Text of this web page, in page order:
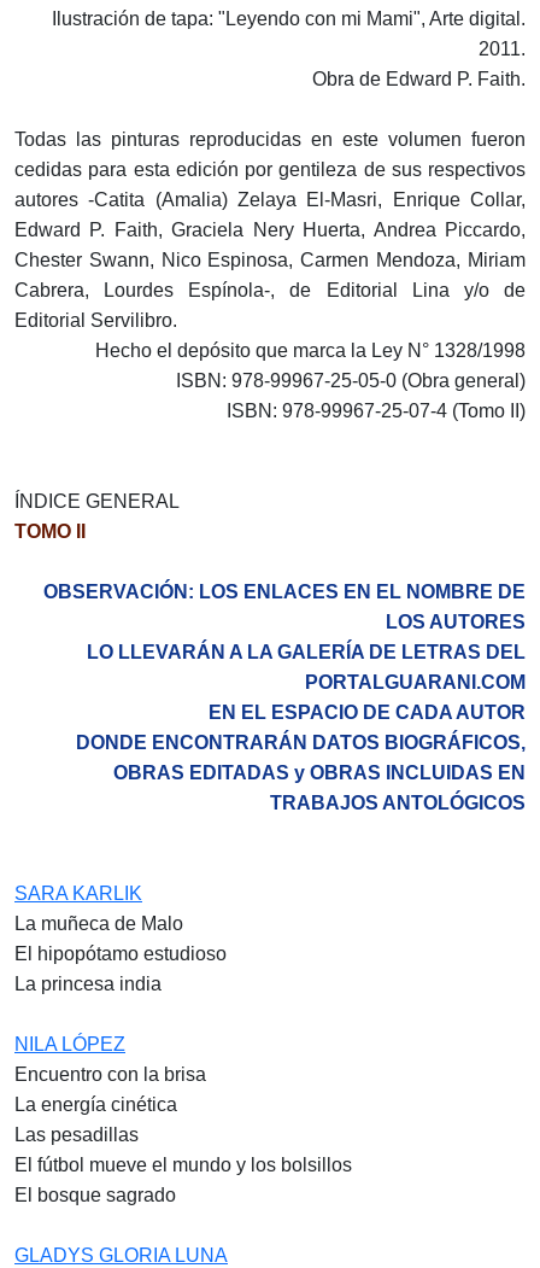
Ilustración de tapa: "Leyendo con mi Mami", Arte digital.
2011.
Obra de Edward P. Faith.
Todas las pinturas reproducidas en este volumen fueron
cedidas para esta edición por gentileza de sus respectivos
autores -Catita (Amalia) Zelaya El-Masri, Enrique Collar,
Edward P. Faith, Graciela Nery Huerta, Andrea Piccardo,
Chester Swann, Nico Espinosa, Carmen Mendoza, Miriam
Cabrera, Lourdes Espínola-, de Editorial Lina y/o de
Editorial Servilibro.
Hecho el depósito que marca la Ley N° 1328/1998
ISBN: 978-99967-25-05-0 (Obra general)
ISBN: 978-99967-25-07-4 (Tomo II)
ÍNDICE GENERAL
TOMO II
OBSERVACIÓN: LOS ENLACES EN EL NOMBRE DE
LOS AUTORES
LO LLEVARÁN A LA GALERÍA DE LETRAS DEL
PORTALGUARANI.COM
EN EL ESPACIO DE CADA AUTOR
DONDE ENCONTRARÁN DATOS BIOGRÁFICOS,
OBRAS EDITADAS y OBRAS INCLUIDAS EN
TRABAJOS ANTOLÓGICOS
SARA KARLIK
La muñeca de Malo
El hipopótamo estudioso
La princesa india
NILA LÓPEZ
Encuentro con la brisa
La energía cinética
Las pesadillas
El fútbol mueve el mundo y los bolsillos
El bosque sagrado
GLADYS GLORIA LUNA